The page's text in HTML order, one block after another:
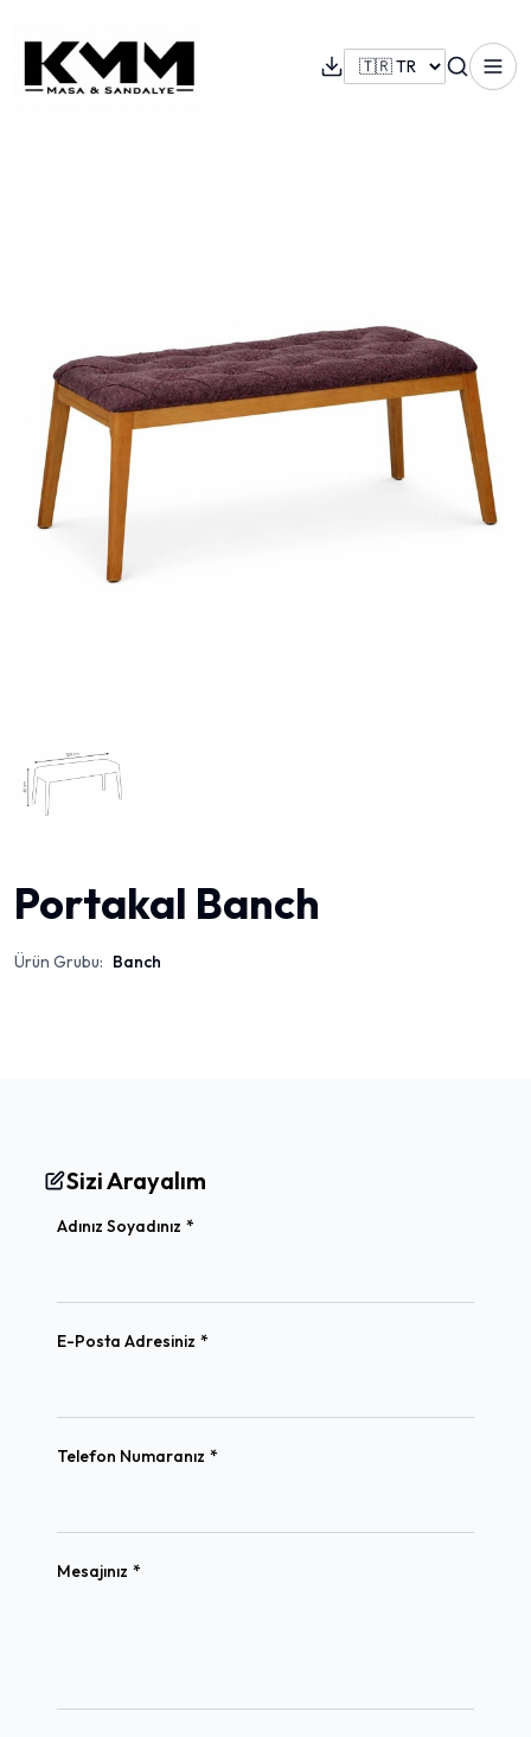
Portakal Banch
Ürün Grubu: Banch
Sizi Arayalım
Adınız Soyadınız *
E-Posta Adresiniz *
Telefon Numaranız *
Mesajınız *